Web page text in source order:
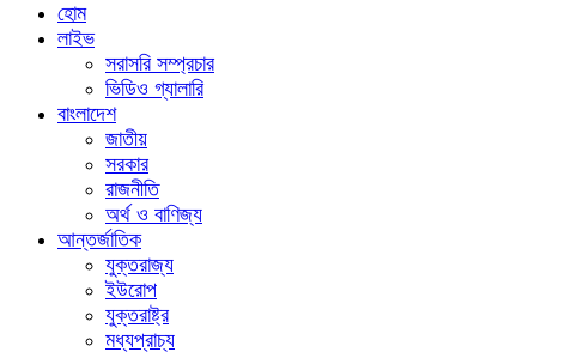
হোম
লাইভ
সরাসরি সম্প্রচার
ভিডিও গ্যালারি
বাংলাদেশ
জাতীয়
সরকার
রাজনীতি
অর্থ ও বাণিজ্য
আন্তর্জাতিক
যুক্তরাজ্য
ইউরোপ
যুক্তরাষ্ট্র
মধ্যপ্রাচ্য